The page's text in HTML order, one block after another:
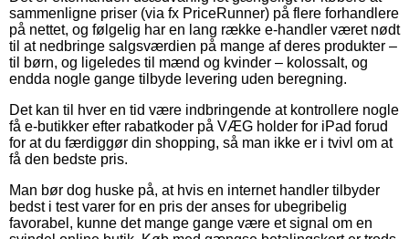
sammenligne priser (via fx PriceRunner) på flere forhandlere
på nettet, og følgelig har en lang række e-handler været nødt
til at nedbringe salgsværdien på mange af deres produkter –
til børn, og ligeledes til mænd og kvinder – kolossalt, og
endda nogle gange tilbyde levering uden beregning.
Det kan til hver en tid være indbringende at kontrollere nogle
få e-butikker efter rabatkoder på VÆG holder for iPad forud
for at du færdiggør din shopping, så man ikke er i tvivl om at
få den bedste pris.
Man bør dog huske på, at hvis en internet handler tilbyder
bedst i test varer for en pris der anses for ubegribelig
favorabel, kunne det mange gange være et signal om en